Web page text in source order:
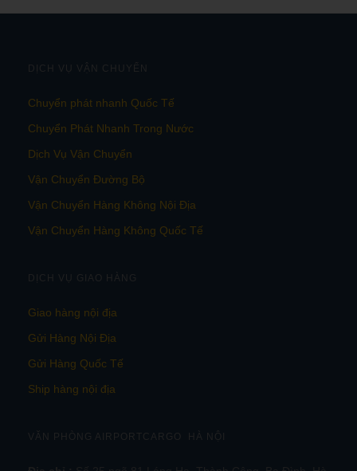
DỊCH VỤ VẬN CHUYỂN
Chuyển phát nhanh Quốc Tế
Chuyển Phát Nhanh Trong Nước
Dịch Vụ Vận Chuyển
Vận Chuyển Đường Bộ
Vận Chuyển Hàng Không Nội Địa
Vận Chuyển Hàng Không Quốc Tế
DỊCH VỤ GIAO HÀNG
Giao hàng nội địa
Gửi Hàng Nội Địa
Gửi Hàng Quốc Tế
Ship hàng nội địa
VĂN PHÒNG AIRPORTCARGO HÀ NỘI